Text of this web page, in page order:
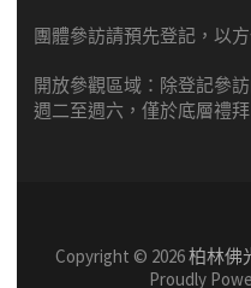
團體參訪請預先登記，以
開放參觀區域： 除登記參
週二至週六，僅於底層禮
Copyright © 2026柏林佛
Proudly